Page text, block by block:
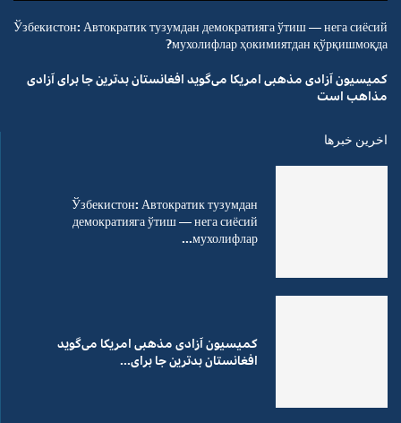
Ўзбекистон: Автократик тузумдан демократияга ўтиш — нега сиёсий
мухолифлар ҳокимиятдан қўрқишмоқда?
کمیسیون آزادی مذهبی امریکا می‌گوید افغانستان بدترین جا برای آزادی
مذاهب است
اخرین خبرها
Ўзбекистон: Автократик тузумдан
демократияга ўтиш — нега сиёсий
мухолифлар...
کمیسیون آزادی مذهبی امریکا می‌گوید
افغانستان بدترین جا برای...